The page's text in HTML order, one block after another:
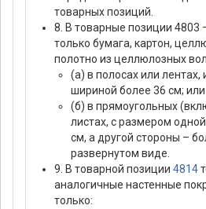
товарных позиций.
8. В товарные позиции 4803
только бумага, картон,
полотно из целлюлозных
(а) в полосах или лентах,
шириной более 36 см; или
(б) в прямоугольных
листах, с размером
см, а другой стороны –
развернутом виде.
9. В товарной позиции 4814
аналогичные настенные
только: